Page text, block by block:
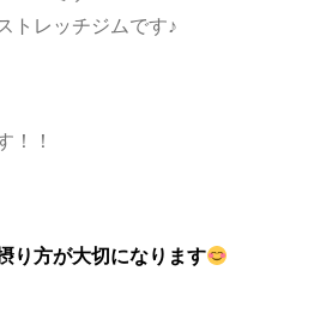
トレッチジムです♪
！！
り方が大切になります